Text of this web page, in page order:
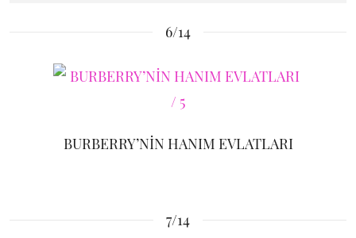
6/14
BURBERRY’NİN HANIM EVLATLARI
7/14